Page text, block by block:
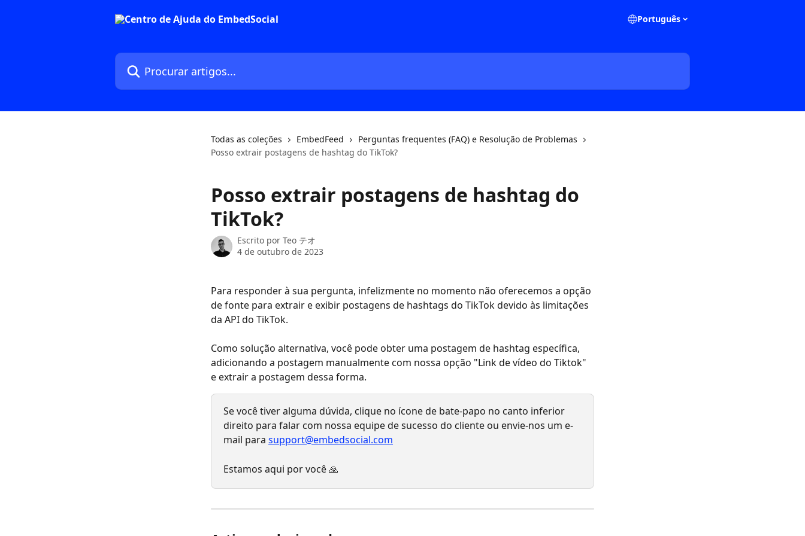
Português
Procurar artigos...
Todas as coleções EmbedFeed
Perguntas frequentes (FAQ) e Resolução de Problemas
Posso extrair postagens de hashtag do TikTok?
Posso extrair postagens de hashtag do
TikTok?
Escrito por Teo テオ
4 de outubro de 2023
Para responder à sua pergunta, infelizmente no momento não oferecemos a opção
de fonte para extrair e exibir postagens de hashtags do TikTok devido às limitações
da API do TikTok.
Como solução alternativa, você pode obter uma postagem de hashtag específica,
adicionando a postagem manualmente com nossa opção "Link de vídeo do Tiktok"
e extrair a postagem dessa forma.
Se você tiver alguma dúvida, clique no ícone de bate-papo no canto inferior
direito para falar com nossa equipe de sucesso do cliente ou envie-nos um e-
mail para support@embedsocial.com
Estamos aqui por você 🙏